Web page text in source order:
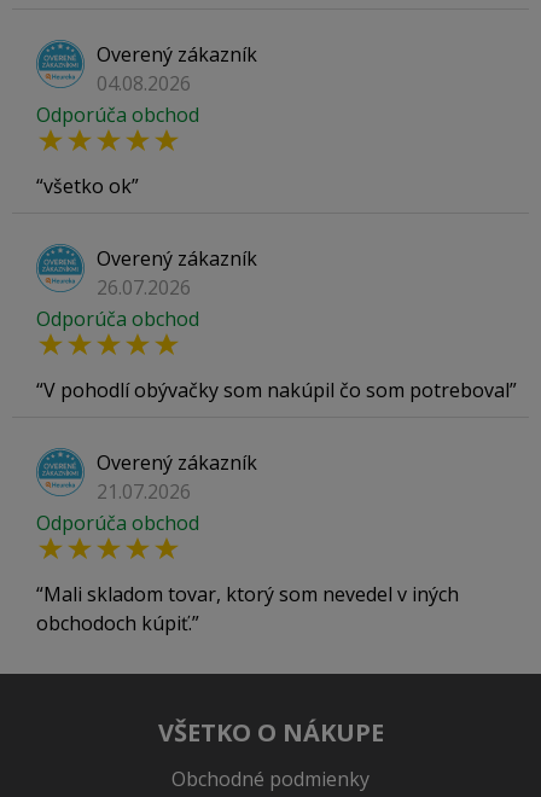
Overený zákazník
04.08.2026
Odporúča obchod
všetko ok
Overený zákazník
26.07.2026
Odporúča obchod
V pohodlí obývačky som nakúpil čo som potreboval
Overený zákazník
21.07.2026
Odporúča obchod
Mali skladom tovar, ktorý som nevedel v iných
obchodoch kúpiť.
VŠETKO O NÁKUPE
Obchodné podmienky